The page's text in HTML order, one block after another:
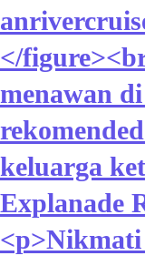
</
menawan
keluarga
Explanade